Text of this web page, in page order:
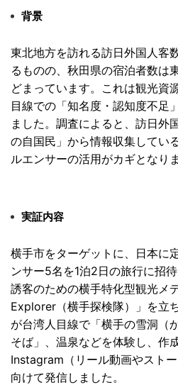
背景
東北地方を訪れる訪日外国人客
るものの 、秋田県の宿泊者数は
どまっています。 これは観光資
目線での「知名度・ 認知度不足
ました。調査によると、 訪日外
の自国民」 から情報収集してい
ルエンサーの活用がカギとなりま
実証内容
横手市をターゲットに、 日本に
ンサー5名を1泊2日の旅行に招
誘客のための横手特化型観光メ
Explorer（横手探検隊）」を立ち
が台湾人目線で「横手の雪洞（
そば」、温泉などを体験し、 作
Instagram（ リール動画やスト
向けて発信しました。